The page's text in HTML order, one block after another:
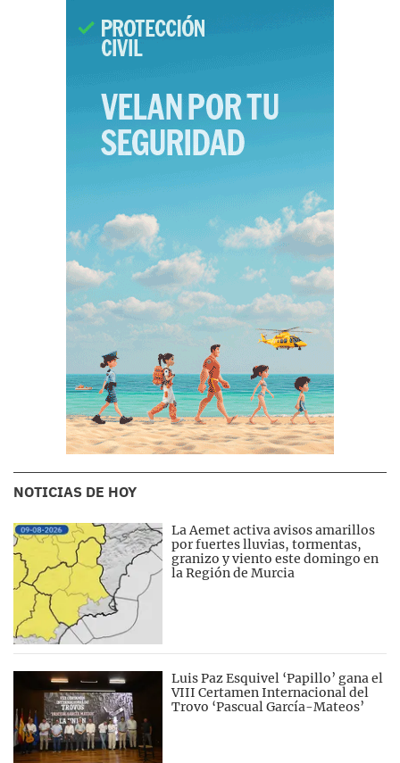
NOTICIAS DE HOY
La Aemet activa avisos amarillos
por fuertes lluvias, tormentas,
granizo y viento este domingo en
la Región de Murcia
Luis Paz Esquivel ‘Papillo’ gana el
VIII Certamen Internacional del
Trovo ‘Pascual García-Mateos’